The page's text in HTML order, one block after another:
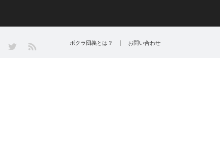
Twitter ボクラ団義とは？ お問い合わせ